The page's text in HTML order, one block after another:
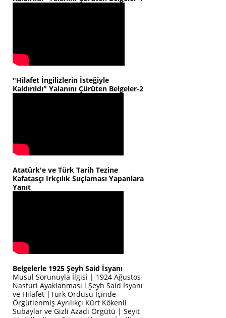
"Hilafet İngilizlerin İsteğiyle
Kaldırıldı" Yalanını Çürüten Belgeler-2
Atatürk'e ve Türk Tarih Tezine
Kafatasçı Irkçılık Suçlaması Yapanlara
Yanıt
Belgelerle 1925 Şeyh Said İsyanı
Musul Sorunuyla İlgisi | 1924 Ağustos
Nasturi Ayaklanması l Şeyh Said İsyanı
ve Hilafet |Türk Ordusu İçinde
Örgütlenmiş Ayrılıkçı Kürt Kökenli
Subaylar ve Gizli Azadi Örgütü | Seyit